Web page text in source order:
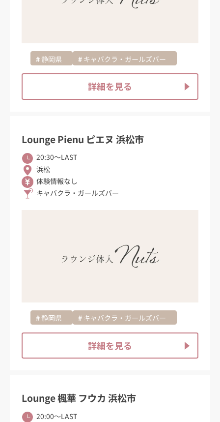
静岡県 キャバクラ・ガールズバー
詳細を見る
Lounge Pienu ピエヌ 浜松市
20:30〜LAST
浜松
体験情報なし
キャバクラ・ガールズバー
静岡県 キャバクラ・ガールズバー
詳細を見る
Lounge 楓華 フウカ 浜松市
20:00〜LAST